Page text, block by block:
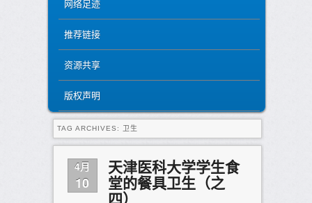
网络足迹
推荐链接
资源共享
版权声明
TAG ARCHIVES: 卫生
4月
10
天津医科大学学生食
堂的餐具卫生（之
四）